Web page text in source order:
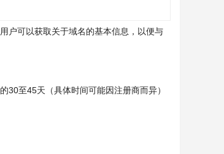
用户可以获取关于域名的基本信息，以便与
至45天（具体时间可能因注册商而异）